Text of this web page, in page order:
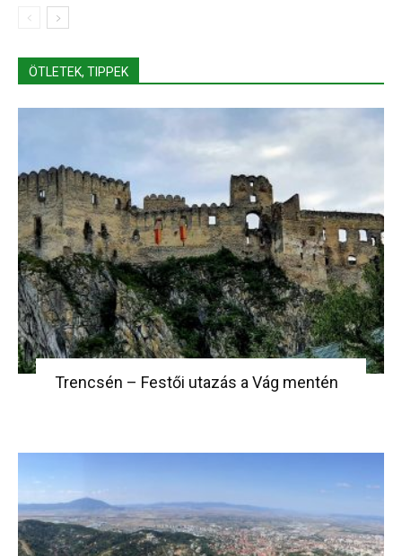
ÖTLETEK, TIPPEK
Trencsén – Festői utazás a Vág mentén